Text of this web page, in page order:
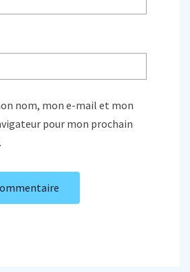
nom, mon e-mail et mon
pour mon prochain